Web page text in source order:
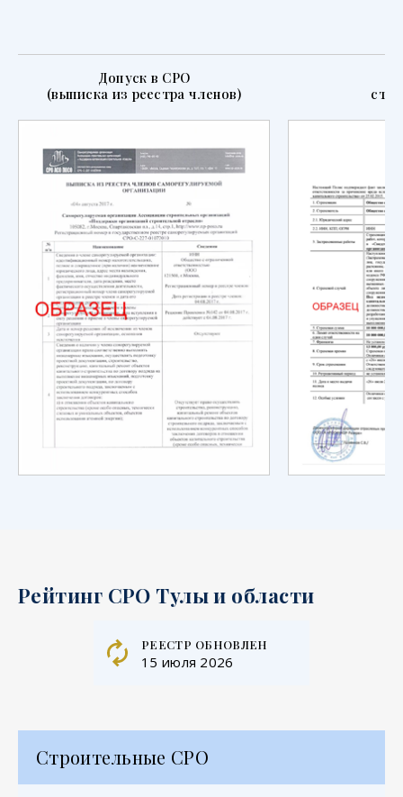
Допуск в СРО
(выписка из реестра членов)
Рейтинг СРО Тулы и области
реестр обновлен
15 июля 2026
Строительные СРО